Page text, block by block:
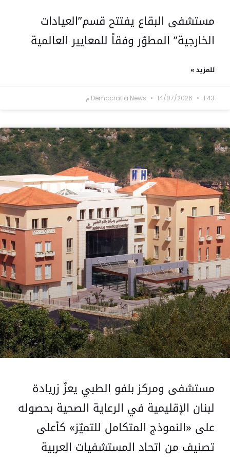
مستشفى البقاع يفتتح قسم”العيادات
الخارجية” المطوّر وفقاً للمعايير العالمية
للمزيد »
Democratia News 14/07/2026 1:43 م
مستشفى ومركز بلفو الطبي يعزّ زريادة
لبنان الإقليمية في الرعاية الصحية بحصوله
على «النموذج المتكامل للتميّز» كأعلى
تصنيف من اتحاد المستشفيات العربية